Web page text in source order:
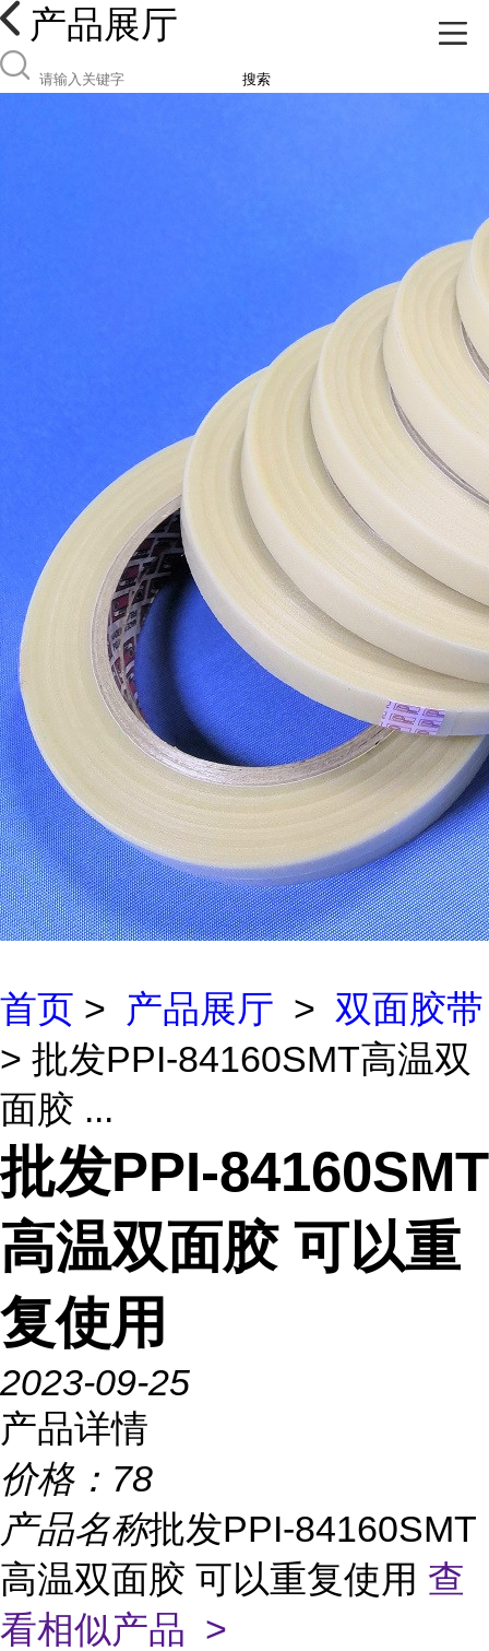
产品展厅
搜索
首页 > 产品展厅 > 双面胶带
> 批发PPI-84160SMT高温双
面胶 ...
批发PPI-84160SMT
高温双面胶 可以重
复使用
2023-09-25
产品详情
价格： 78
产品名称批发PPI-84160SMT
高温双面胶 可以重复使用 查
看相似产品 >